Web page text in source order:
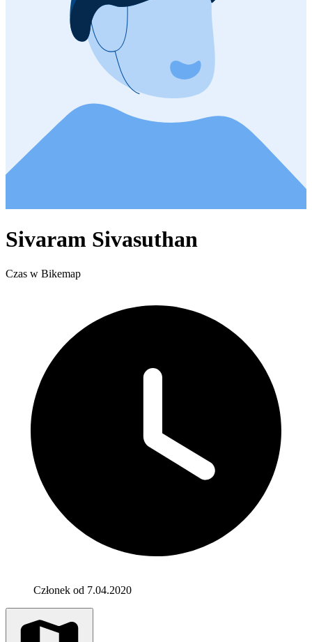
Sivaram Sivasuthan
Czas w Bikemap
Członek od 7.04.2020